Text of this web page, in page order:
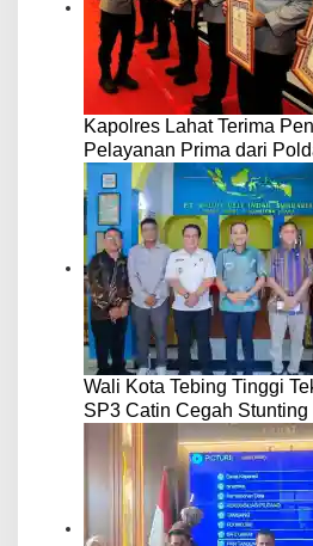
Kapolres Lahat Terima
Pelayanan Prima dari
Wali Kota Tebing Tinggi
SP3 Catin Cegah Stunting